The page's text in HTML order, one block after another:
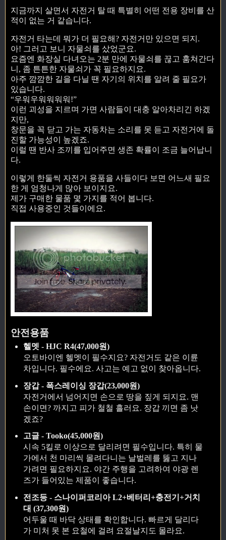
지금까지 살면서 자전거 탈 때 특별히 어떤 전용 장비를 산
적이 없는 거 같습니다.
자전거 타는데 뭐가 더 필요해? 자전거만 있으면 되지.
아! 그러고 보니 자물쇠를 샀었군요.
요즘엔 화장실 다녀오는 2분 만에 자물쇠를 끊고 훔쳐간다
니, 좀 튼튼한 자물쇠가 꼭 필요하지요.
아주 깜깜한 길을 다닐 땐 자기의 위치를 알려 줄 필요가
있습니다.
“우워우워워워워!”
이런 괴성을 지르며 가면 사람들이 대충 알아차리긴 하겠
지만,
창문을 꼭 닫고 가는 자동차는 소리를 못 듣고 자전거에 돌
진할 가능성이 높겠죠.
이럴 땐 반사 조끼를 입어주면 생존 확률이 조금 늘어납니
다.
이렇게 한둘씩 자전거 용품을 사들이다 보면 어느새 필요
한 게 엄청나게 많아 보이지요.
제가 구매한 물품 몇 가지를 적어 봅니다.
직접 사용중인 것들이에요.
안전용품
헬멧 - HJC R4(47,000원)
오토바이엔 헬멧이 필수지요? 자전거도 같은 이륜
차입니다. 필수에요. 사고는 예고 없이 찾아옵니다.
장갑 - 폭스레이싱 장갑(23,000원)
자전거에서 넘어지면 손으로 땅을 짚게 되지요. 맨
손이면? 까지고 피가 철철 흘러요. 장갑 끼면 좀 낫
겠죠?
고글 - Tooko(45,000원)
시속 5킬로 이상으로 달리려면 필수입니다. 특히 물
가에서 천 마리씩 몰려다니는 날벌레를 뚫고 지나
가려면 필요하지요. 야간 주행을 고려하여 야광 렌
즈가 들어있는 제품이 좋습니다.
전조등 - 스나이퍼코리아 L2+베터리+충전기+거치
대 (37,300원)
어두울 때 바닥 상태를 확인합니다. 빠르게 달리다
가 미처 못 본 요철에 걸려 요절날지도 몰라요.